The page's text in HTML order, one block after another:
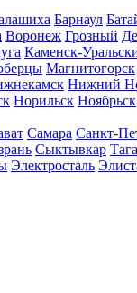
Барнаул
Воронеж Грозный
Каменск-
Магнитогорск
Нижний
Норильск Ноябрьск
Самара Санкт-
Сыктывкар
Электросталь